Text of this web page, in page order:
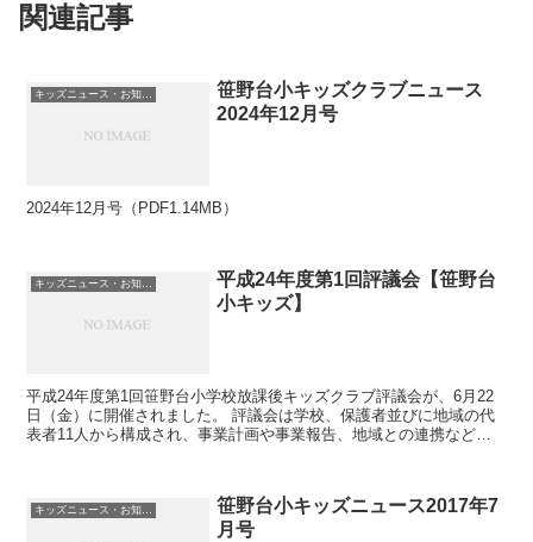
関連記事
キッズニュース・お知らせ
笹野台小キッズクラブニュース
2024年12月号
2024年12月号（PDF1.14MB）
平成24年度第1回評議会【笹野台
小キッズ】
平成24年度第1回笹野台小学校放課後キッズクラブ評議会が、6月22
日（金）に開催されました。 評議会は学校、保護者並びに地域の代
表者11人から構成され、事業計画や事業報告、地域との連携などに
笹野台小キッズニュース2017年7
月号